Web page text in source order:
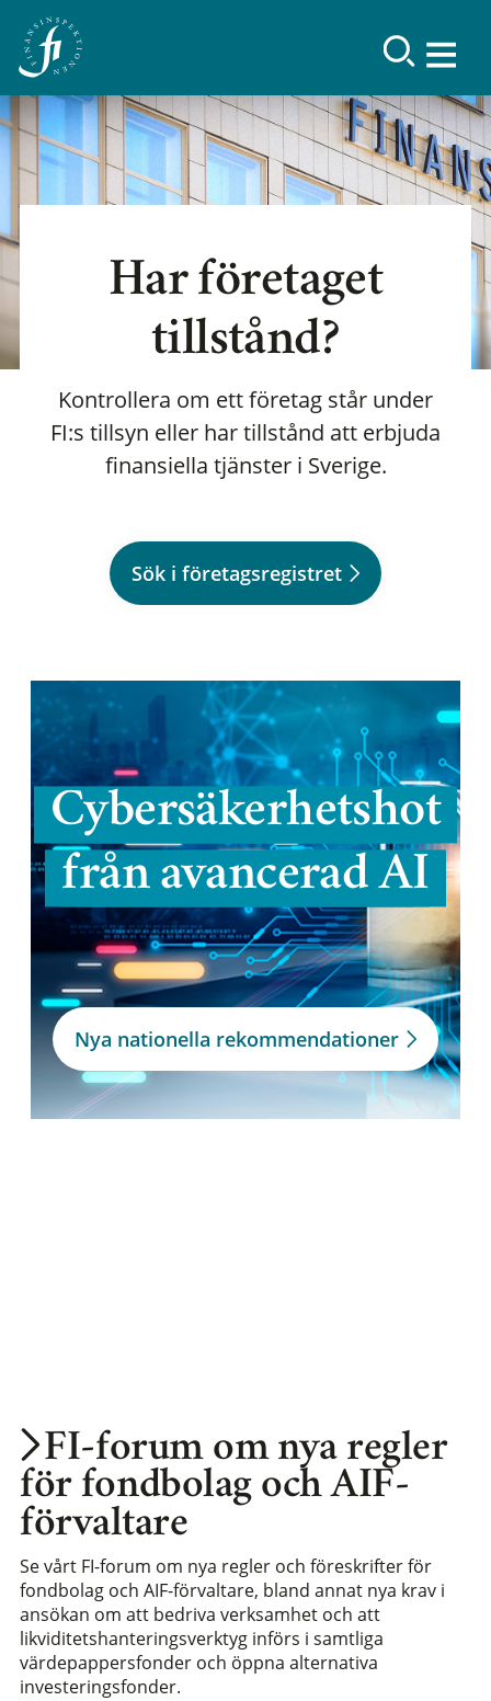
Har företaget
tillstånd?
Kontrollera om ett företag står under
FI:s tillsyn eller har tillstånd att erbjuda
finansiella tjänster i Sverige.
Sök i företagsregistret
Cybersäkerhetshot
från avancerad AI
Nya nationella rekommendationer
FI-forum om nya regler
för fondbolag och AIF-
förvaltare
Se vårt FI-forum om nya regler och föreskrifter för
fondbolag och AIF-förvaltare, bland annat nya krav i
ansökan om att bedriva verksamhet och att
likviditetshanteringsverktyg införs i samtliga
värdepappersfonder och öppna alternativa
investeringsfonder.